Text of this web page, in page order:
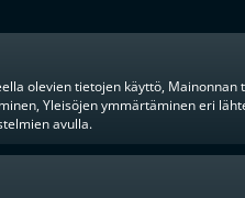
olevien tietojen käyttö, Mainonnan
Yleisöjen ymmärtäminen eri
avulla.